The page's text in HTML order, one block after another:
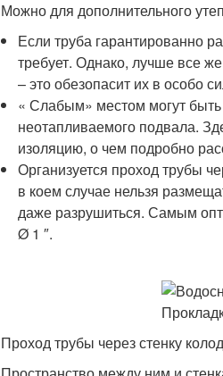
Можно для дополнительного
Если труба гарантированно
требует. Однако, лучше все
– это обезопасит их в особо
« Слабым» местом могут
неотапливаемого подвала.
изоляцию, о чем подробно
Организуется проход трубы
в коем случае нельзя
даже разрушиться. Самым
Ø 1 ″.
Проход трубы через стенку